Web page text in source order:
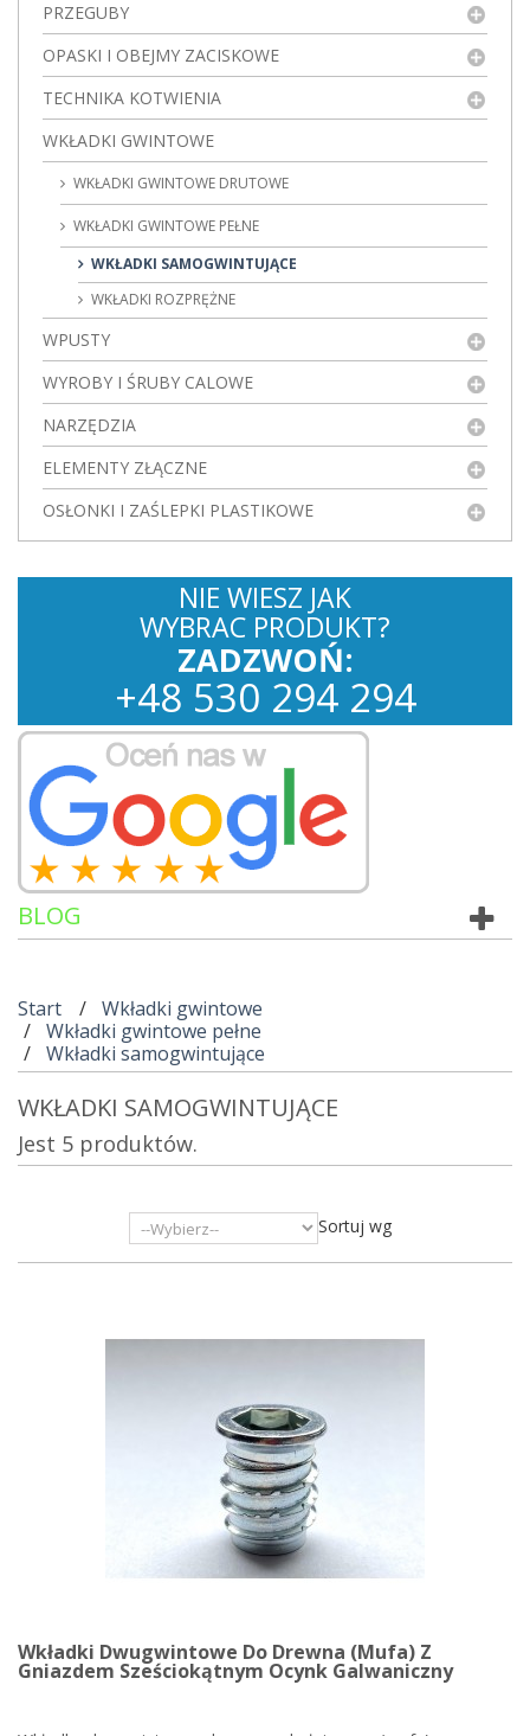
PRZEGUBY
OPASKI I OBEJMY ZACISKOWE
TECHNIKA KOTWIENIA
WKŁADKI GWINTOWE
WKŁADKI GWINTOWE DRUTOWE
WKŁADKI GWINTOWE PEŁNE
WKŁADKI SAMOGWINTUJĄCE
WKŁADKI ROZPRĘŻNE
WPUSTY
WYROBY I ŚRUBY CALOWE
NARZĘDZIA
ELEMENTY ZŁĄCZNE
OSŁONKI I ZAŚLEPKI PLASTIKOWE
NIE WIESZ JAK
WYBRAC PRODUKT?
ZADZWOŃ:
+48 530 294 294
BLOG
Start
Wkładki gwintowe
Wkładki gwintowe pełne
Wkładki samogwintujące
WKŁADKI SAMOGWINTUJĄCE
Jest 5 produktów.
Sortuj wg
Wkładki Dwugwintowe Do Drewna (mufa) Z
Gniazdem Sześciokątnym Ocynk Galwaniczny